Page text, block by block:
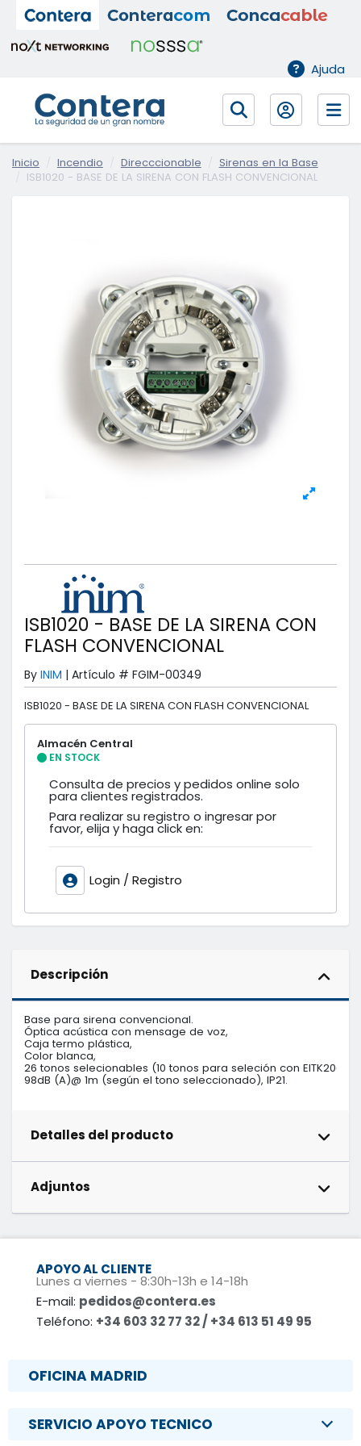
Ajuda
Inicio Incendio Direcccionable
Sirenas en la Base
ISB1020 - BASE DE LA SIRENA CON FLASH CONVENCIONAL
ISB1020 - BASE DE LA SIRENA CON
FLASH CONVENCIONAL
By INIM | Artículo # FGIM-00349
ISB1020 - BASE DE LA SIRENA CON FLASH CONVENCIONAL
Almacén Central
EN STOCK
Consulta de precios y pedidos online solo
para clientes registrados.
Para realizar su registro o ingresar por
favor, elija y haga click en:
Login / Registro
Descripción
Base para sirena convencional.
Óptica acústica con mensage de voz,
Caja termo plástica,
Color blanca,
26 tonos selecionables (10 tonos para seleción con EITK2000),
98dB (A)@ 1m (según el tono seleccionado), IP21.
Detalles del producto
Adjuntos
APOYO AL CLIENTE
Lunes a viernes - 8:30h-13h e 14-18h
E-mail: pedidos@contera.es
Teléfono: +34 603 32 77 32 / +34 613 51 49 95
OFICINA MADRID
SERVICIO APOYO TECNICO